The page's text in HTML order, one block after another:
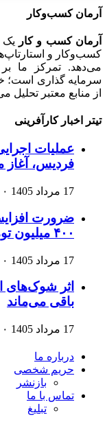
آرمان کسب‌وکار
آرمان کسب و کار
یک
کسب‌وکار و
می‌دهد. تمرکز ما بر
سرمایه گذاری است؛
از منابع معتبر تحلیل
تیتر اخبار کارآفرینی
عملیات
فردیس،
17 مرداد 1405 ۰
ضرورت
۴۰۰ میلیون تومان
17 مرداد 1405 ۰
باقی می‌ماند
17 مرداد 1405 ۰
درباره ما
حریم شخصی
بازنشر
تماس با ما
تبلیغ